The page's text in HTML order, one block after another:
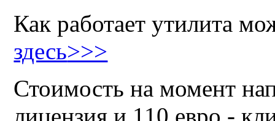
Как работает утилита
здесь>>>
Стоимость на момент
лицензия и 110 евро -